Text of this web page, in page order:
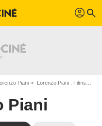
profil search
Piani Lorenzo Piani : Films et séries online
Piani